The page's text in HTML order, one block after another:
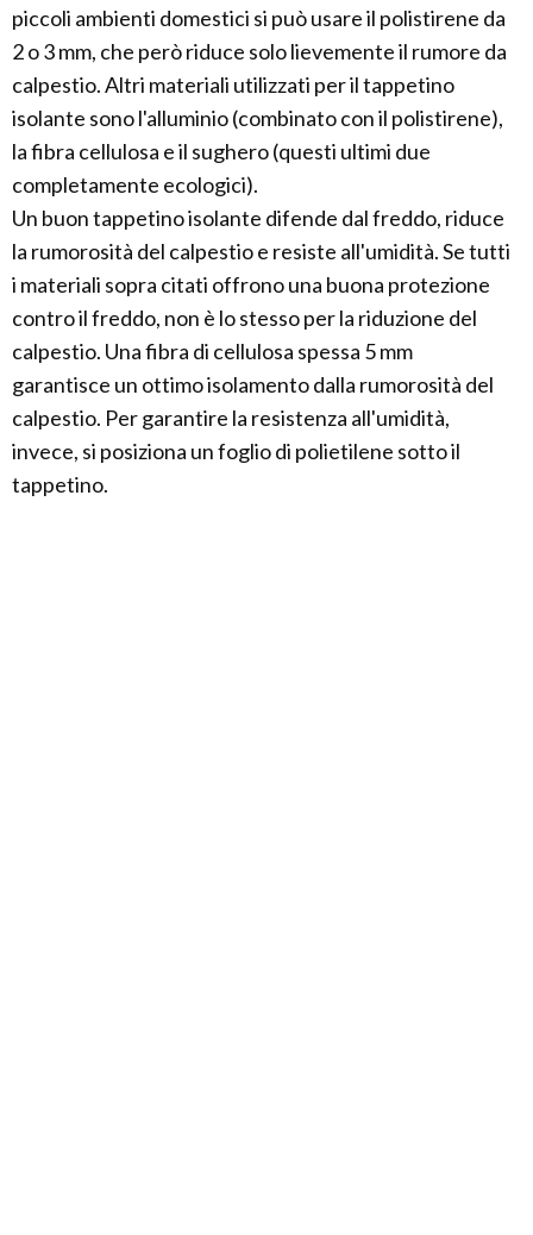
piccoli ambienti domestici si può usare il polistirene da
2 o 3 mm, che però riduce solo lievemente il rumore da
calpestio. Altri materiali utilizzati per il tappetino
isolante sono l'alluminio (combinato con il polistirene),
la fibra cellulosa e il sughero (questi ultimi due
completamente ecologici).
Un buon tappetino isolante difende dal freddo, riduce
la rumorosità del calpestio e resiste all'umidità. Se tutti
i materiali sopra citati offrono una buona protezione
contro il freddo, non è lo stesso per la riduzione del
calpestio. Una fibra di cellulosa spessa 5 mm
garantisce un ottimo isolamento dalla rumorosità del
calpestio. Per garantire la resistenza all'umidità,
invece, si posiziona un foglio di polietilene sotto il
tappetino.